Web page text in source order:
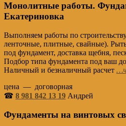
Монолитные работы.
Екатериновка
Выполняем работы по
ленточные, плитные, свайные).
под фундамент, доставка щебня,
Подбор типа фундамента под ваш
Наличный и безналичный расчет
цена — договорная
☎ 8 981 842 13 19 Андрей
Фундаменты на винтовых